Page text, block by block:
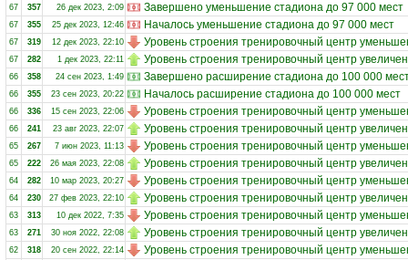
67 357 26 дек 2023, 2:09 Завершено уменьшение стадиона до 97 000 мест
67 355 25 дек 2023, 12:46 Началось уменьшение стадиона до 97 000 мест
67 319 12 дек 2023, 22:10 Уровень строения тренировочный центр
67 282 1 дек 2023, 22:11 Уровень строения тренировочный центр
66 358 24 сен 2023, 1:49 Завершено расширение стадиона до 100 000
66 355 23 сен 2023, 20:22 Началось расширение стадиона до 100 000 мест
66 336 15 сен 2023, 22:06 Уровень строения тренировочный центр
66 241 23 авг 2023, 22:07 Уровень строения тренировочный центр
65 267 7 июн 2023, 11:13 Уровень строения тренировочный центр
65 222 26 мая 2023, 22:08 Уровень строения тренировочный центр
64 282 10 мар 2023, 20:27 Уровень строения тренировочный центр
64 230 27 фев 2023, 22:10 Уровень строения тренировочный центр
63 313 10 дек 2022, 7:35 Уровень строения тренировочный центр
63 271 30 ноя 2022, 22:08 Уровень строения тренировочный центр
62 318 20 сен 2022, 22:14 Уровень строения тренировочный центр